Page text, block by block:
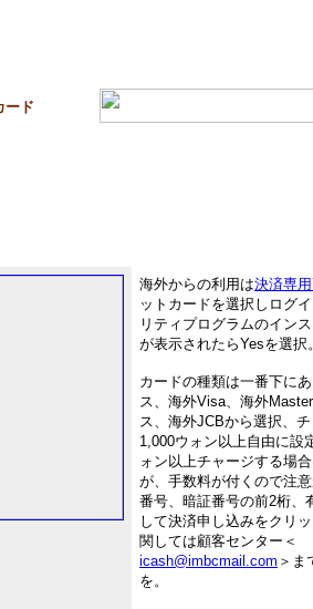
ード
海外からの利用は決済専
ットカードを選択しログ
リティプログラムのイン
が表示されたらYesを選択
カードの種類は一番下に
ス、海外Visa、海外
ス、海外JCBから選択、
1,000ウォン以上自由に設
ォン以上チャージする場
が、手数料が付くので注
番号、暗証番号の前2桁、
して決済申し込みをクリ
関しては顧客センター＜
icash@imbcmail.com ＞ま
を。